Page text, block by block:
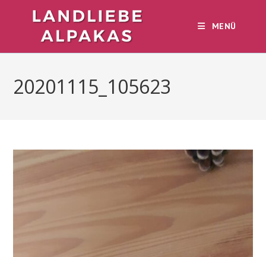
MENÜ
20201115_105623